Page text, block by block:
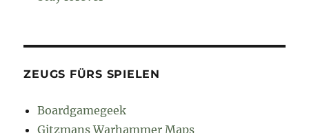
ZEUGS FÜRS SPIELEN
Boardgamegeek
Gitzmans Warhammer Maps